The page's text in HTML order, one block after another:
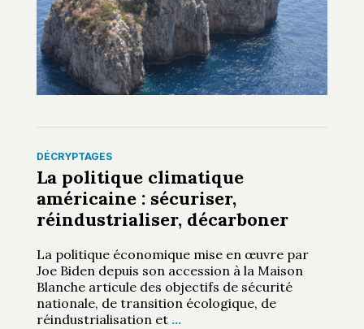
DÉCRYPTAGES
La politique climatique
américaine : sécuriser,
réindustrialiser, décarboner
La politique économique mise en œuvre par
Joe Biden depuis son accession à la Maison
Blanche articule des objectifs de sécurité
nationale, de transition écologique, de
réindustrialisation et …